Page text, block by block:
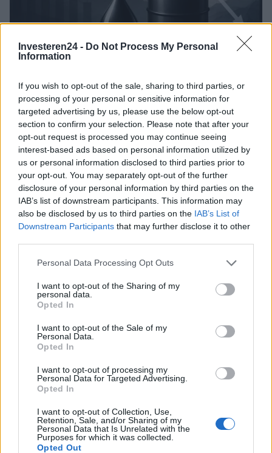
Investeren24 - Do Not Process My Personal
Information
If you wish to opt-out of the sale, sharing to third parties, or
processing of your personal or sensitive information for
targeted advertising by us, please use the below opt-out
section to confirm your selection. Please note that after your
opt-out request is processed you may continue seeing
interest-based ads based on personal information utilized by
us or personal information disclosed to third parties prior to
your opt-out. You may separately opt-out of the further
disclosure of your personal information by third parties on the
IAB’s list of downstream participants. This information may
also be disclosed by us to third parties on the IAB’s List of
Downstream Participants that may further disclose it to other
Please note that this website/app uses one or more Google
not limited to your visit or usage behaviour. You may click to
grant or deny consent to Google and its third-party tags to
use your data for below specified purposes in below Google
consent section.
Personal Data Processing Opt Outs
I want to opt-out of the Sharing of my
personal data.
Opted In
I want to opt-out of the Sale of my
Personal Data.
Opted In
I want to opt-out of processing my
Personal Data for Targeted Advertising.
Opted In
I want to opt-out of Collection, Use,
Retention, Sale, and/or Sharing of my
Personal Data that Is Unrelated with the
Purposes for which it was collected.
Opted Out
Brentolie daalt naar 91,82 dollar: een week van teruggang in
grondstoffen
Sanne De Vries · 5 aug 2026
NEWS
Brentolie daalt naar 91,82 dollar: een week van dalende
Sanne De Vries · 4 aug 2026